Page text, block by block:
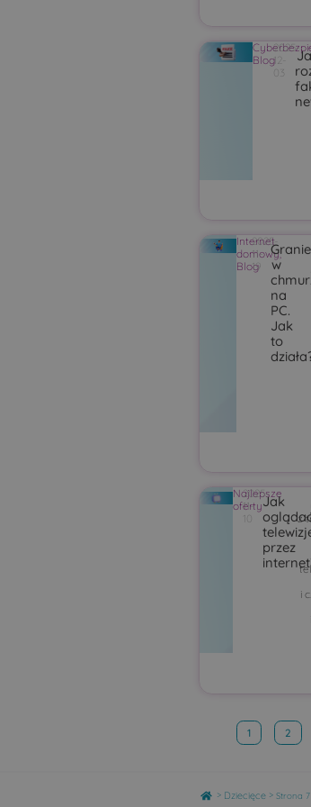
Blog
2025-
12-
03
Internet
domowy,
Blog
2025-
11-
19
Granie
w
na
PC.
Jak
to
Najlepsze
oferty
2025-
11-
10
Jak
przez
z
i
1 2
Home
> Dziecięce >Strona 7